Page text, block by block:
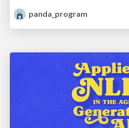
panda_program